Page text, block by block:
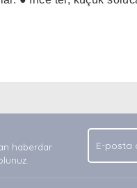
haberdar